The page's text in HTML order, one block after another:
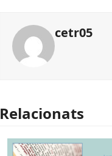
cetr05
Relacionats